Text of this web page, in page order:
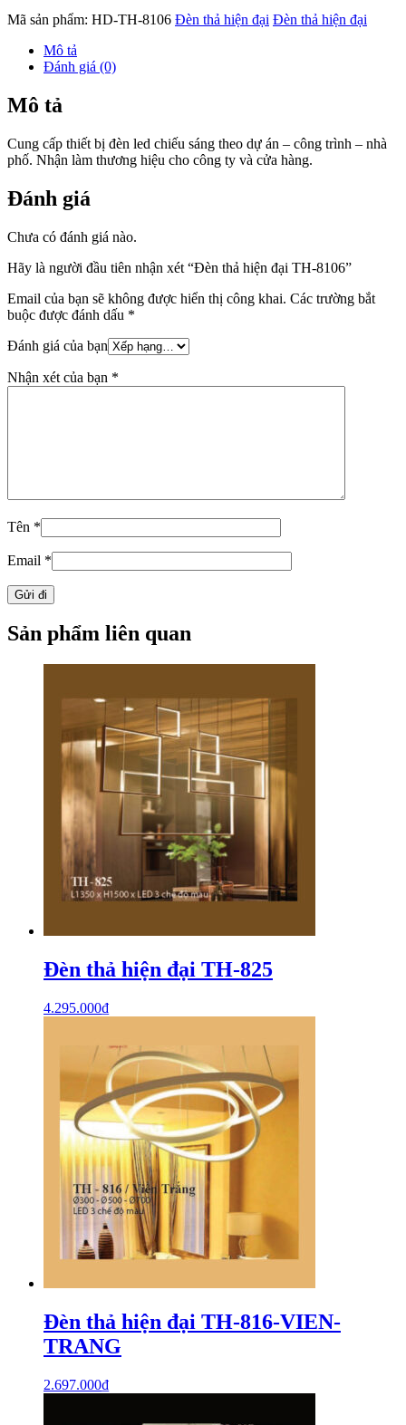
Mã sản phẩm: HD-TH-8106 Đèn thả hiện đại Đèn thả hiện đại
Mô tả
Đánh giá (0)
Mô tả
Cung cấp thiết bị đèn led chiếu sáng theo dự án – công trình – nhà
phố. Nhận làm thương hiệu cho công ty và cửa hàng.
Đánh giá
Chưa có đánh giá nào.
Hãy là người đầu tiên nhận xét “Đèn thả hiện đại TH-8106”
Email của bạn sẽ không được hiển thị công khai. Các trường bắt
buộc được đánh dấu *
Đánh giá của bạn
Nhận xét của bạn *
Tên *
Email *
Sản phẩm liên quan
Đèn thả hiện đại TH-825
4.295.000₫
Đèn thả hiện đại TH-816-VIEN-
TRANG
2.697.000₫